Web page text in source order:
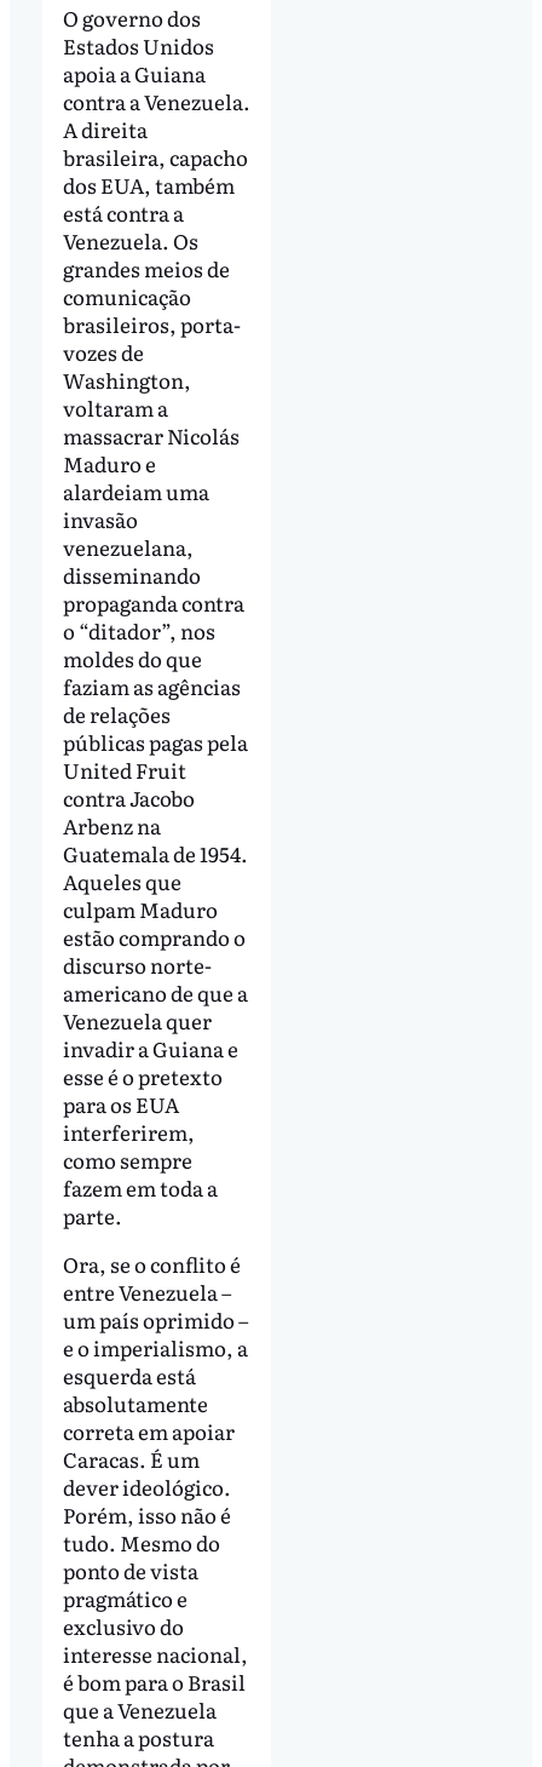
O governo dos
Estados Unidos
apoia a Guiana
contra a Venezuela.
A direita
brasileira, capacho
dos EUA, também
está contra a
Venezuela. Os
grandes meios de
comunicação
brasileiros, porta-
vozes de
Washington,
voltaram a
massacrar Nicolás
Maduro e
alardeiam uma
invasão
venezuelana,
disseminando
propaganda contra
o “ditador”, nos
moldes do que
faziam as agências
de relações
públicas pagas pela
United Fruit
contra Jacobo
Arbenz na
Guatemala de 1954.
Aqueles que
culpam Maduro
estão comprando o
discurso norte-
americano de que a
Venezuela quer
invadir a Guiana e
esse é o pretexto
para os EUA
interferirem,
como sempre
fazem em toda a
parte.
Ora, se o conflito é
entre Venezuela –
um país oprimido –
e o imperialismo, a
esquerda está
absolutamente
correta em apoiar
Caracas. É um
dever ideológico.
Porém, isso não é
tudo. Mesmo do
ponto de vista
pragmático e
exclusivo do
interesse nacional,
é bom para o Brasil
que a Venezuela
tenha a postura